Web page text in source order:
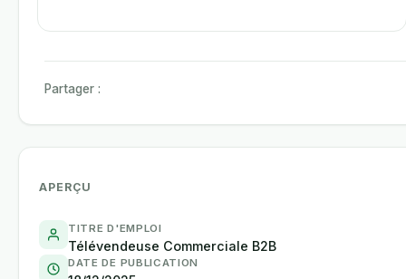
Partager :
APERÇU
TITRE D'EMPLOI
Télévendeuse Commerciale B2B
DATE DE PUBLICATION